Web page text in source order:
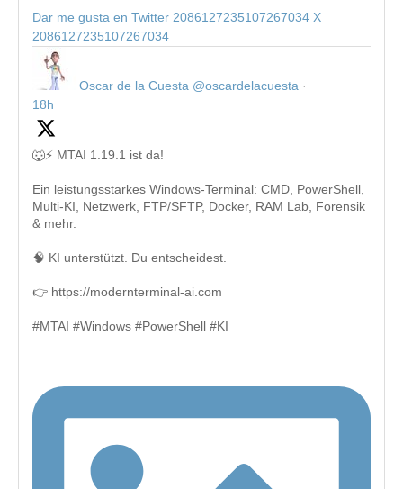
Dar me gusta en Twitter 2086127235107267034 X
2086127235107267034
Oscar de la Cuesta @oscardelacuesta ·
18h
🐺⚡ MTAI 1.19.1 ist da!
Ein leistungsstarkes Windows-Terminal: CMD, PowerShell,
Multi-KI, Netzwerk, FTP/SFTP, Docker, RAM Lab, Forensik
& mehr.
🧠 KI unterstützt. Du entscheidest.
👉 https://modernterminal-ai.com
#MTAI #Windows #PowerShell #KI